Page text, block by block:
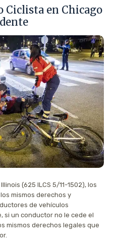
Ciclista en Chicago
(625 ILCS 5/11-1502), los
mismos derechos y
de vehículos
si un conductor no le cede el
mismos derechos legales que